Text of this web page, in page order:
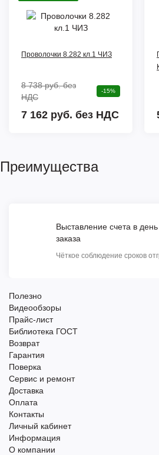
Проволочки 8.282 кл.1 ЧИЗ
8 738 руб.без
НДС
-15%
7 162 руб. без НДС
Преимущества
Выставление счета в день
заказа
Чёткое соблюдение сроков
Полезно
Видеообзоры
Прайс-лист
Библиотека ГОСТ
Возврат
Гарантия
Поверка
Сервис и ремонт
Доставка
Оплата
Контакты
Личный кабинет
Информация
О компании